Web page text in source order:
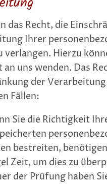
das Recht, die
Ihrer
verlangen. Hierzu
an uns wenden. Das
der
Fällen:
Sie die Richtigkeit
bestreiten,
Zeit, um dies zu
der Prüfung haben